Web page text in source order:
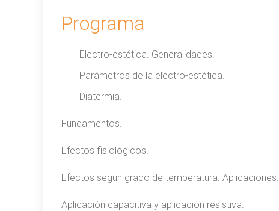
Programa
Electro-estética. Generalidades.
Parámetros de la electro-estética.
Diatermia.
Fundamentos.
Efectos fisiológicos.
Efectos según grado de temperatura. Aplicaciones.
Aplicación capacitiva y aplicación resistiva.